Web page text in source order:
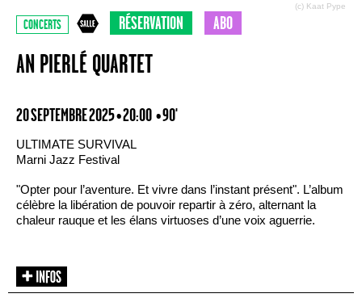
(c) Kaat Pype
CONCERTS RÉSERVATION ABO
AN PIERLÉ QUARTET
20 SEPTEMBRE 2025 • 20:00 • 90'
ULTIMATE SURVIVAL
Marni Jazz Festival
"Opter pour l’aventure. Et vivre dans l’instant présent". L’album
célèbre la libération de pouvoir repartir à zéro, alternant la
chaleur rauque et les élans virtuoses d’une voix aguerrie.